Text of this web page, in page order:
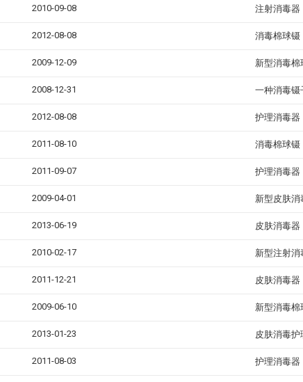
2010-09-08 注射消毒器
2012-08-08 消毒棉球镊
2009-12-09 新型消毒棉
2008-12-31 一种消毒镊
2012-08-08 护理消毒器
2011-08-10 消毒棉球镊
2011-09-07 护理消毒器
2009-04-01 新型皮肤消
2013-06-19 皮肤消毒器
2010-02-17 新型注射消
2011-12-21 皮肤消毒器
2009-06-10 新型消毒棉
2013-01-23 皮肤消毒护
2011-08-03 护理消毒器